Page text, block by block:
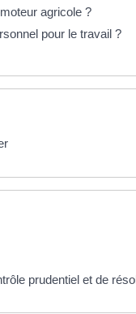
agricole ?
pour le travail ?
prudentiel et de